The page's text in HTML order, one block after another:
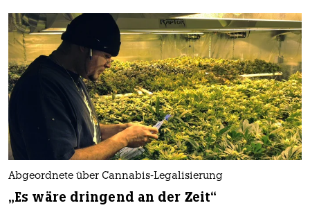
Abgeordnete über Cannabis-Legalisierung
„Es wäre dringend an der Zeit“